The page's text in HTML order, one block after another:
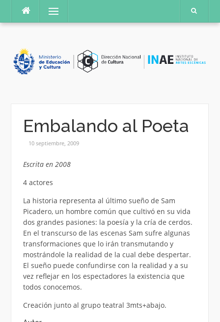
contenido
Menú
Embalando al Poeta
10 septiembre, 2009
Escrita en 2008
4 actores
La historia representa al último sueño de Sam
Picadero, un hombre común que cultivó en su vida
dos grandes pasiones: la poesía y la cría de cerdos.
En el transcurso de las escenas Sam sufre algunas
transformaciones que lo irán transmutando y
mostrándole la realidad de la cual debe despertar.
El sueño puede confundirse con la realidad y a su
vez reflejar en los espectadores la existencia que
todos conocemos.
Creación junto al grupo teatral 3mts+abajo.